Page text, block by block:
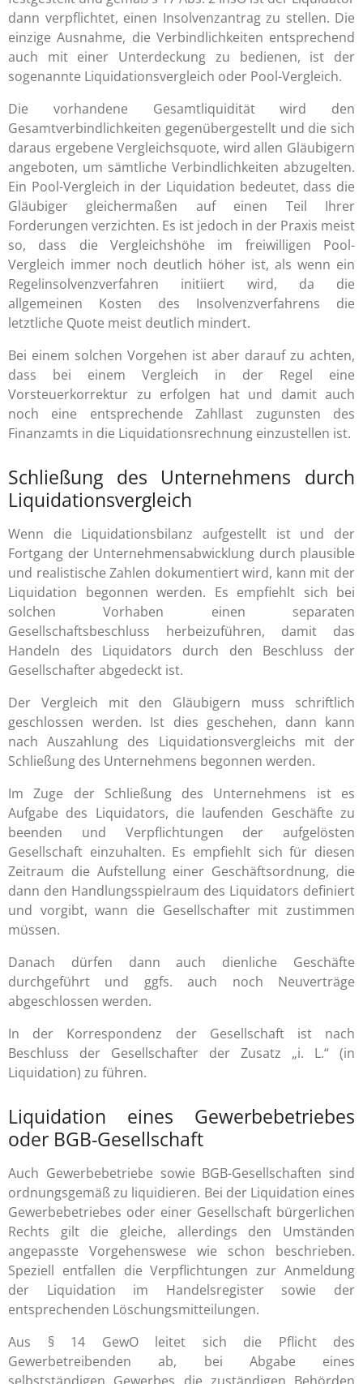
dann verpflichtet, einen Insolvenzantrag zu stellen. Die
einzige Ausnahme, die Verbindlichkeiten entsprechend
auch mit einer Unterdeckung zu bedienen, ist der
sogenannte Liquidationsvergleich oder Pool-Vergleich.
Die vorhandene Gesamtliquidität wird den
Gesamtverbindlichkeiten gegenübergestellt und die sich
daraus ergebene Vergleichsquote, wird allen Gläubigern
angeboten, um sämtliche Verbindlichkeiten abzugelten.
Ein Pool-Vergleich in der Liquidation bedeutet, dass die
Gläubiger gleichermaßen auf einen Teil Ihrer
Forderungen verzichten. Es ist jedoch in der Praxis meist
so, dass die Vergleichshöhe im freiwilligen Pool-
Vergleich immer noch deutlich höher ist, als wenn ein
Regelinsolvenzverfahren initiiert wird, da die
allgemeinen Kosten des Insolvenzverfahrens die
letztliche Quote meist deutlich mindert.
Bei einem solchen Vorgehen ist aber darauf zu achten,
dass bei einem Vergleich in der Regel eine
Vorsteuerkorrektur zu erfolgen hat und damit auch
noch eine entsprechende Zahllast zugunsten des
Finanzamts in die Liquidationsrechnung einzustellen ist.
Schließung des Unternehmens durch
Liquidationsvergleich
Wenn die Liquidationsbilanz aufgestellt ist und der
Fortgang der Unternehmensabwicklung durch plausible
und realistische Zahlen dokumentiert wird, kann mit der
Liquidation begonnen werden. Es empfiehlt sich bei
solchen Vorhaben einen separaten
Gesellschaftsbeschluss herbeizuführen, damit das
Handeln des Liquidators durch den Beschluss der
Gesellschafter abgedeckt ist.
Der Vergleich mit den Gläubigern muss schriftlich
geschlossen werden. Ist dies geschehen, dann kann
nach Auszahlung des Liquidationsvergleichs mit der
Schließung des Unternehmens begonnen werden.
Im Zuge der Schließung des Unternehmens ist es
Aufgabe des Liquidators, die laufenden Geschäfte zu
beenden und Verpflichtungen der aufgelösten
Gesellschaft einzuhalten. Es empfiehlt sich für diesen
Zeitraum die Aufstellung einer Geschäftsordnung, die
dann den Handlungsspielraum des Liquidators definiert
und vorgibt, wann die Gesellschafter mit zustimmen
müssen.
Danach dürfen dann auch dienliche Geschäfte
durchgeführt und ggfs. auch noch Neuverträge
abgeschlossen werden.
In der Korrespondenz der Gesellschaft ist nach
Beschluss der Gesellschafter der Zusatz „i. L.“ (in
Liquidation) zu führen.
Liquidation eines Gewerbebetriebes
oder BGB-Gesellschaft
Auch Gewerbebetriebe sowie BGB-Gesellschaften sind
ordnungsgemäß zu liquidieren. Bei der Liquidation eines
Gewerbebetriebes oder einer Gesellschaft bürgerlichen
Rechts gilt die gleiche, allerdings den Umständen
angepasste Vorgehenswese wie schon beschrieben.
Speziell entfallen die Verpflichtungen zur Anmeldung
der Liquidation im Handelsregister sowie der
entsprechenden Löschungsmitteilungen.
Aus § 14 GewO leitet sich die Pflicht des
Gewerbetreibenden ab, bei Abgabe eines
selbstständigen Gewerbes die zuständigen Behörden